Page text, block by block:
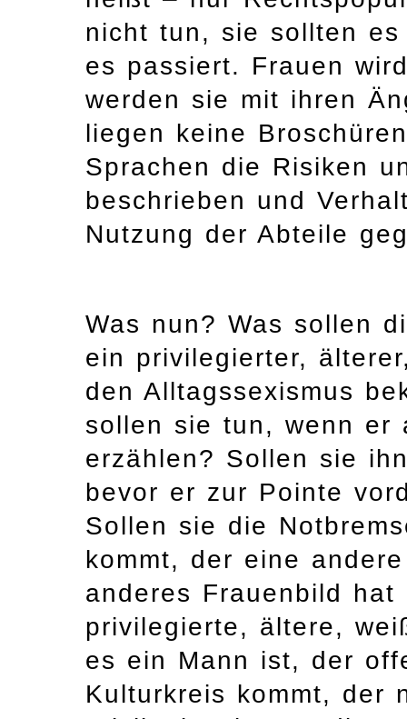
nicht tun, sie sollten
es passiert. Frauen
werden sie mit ihren
liegen keine
Sprachen die Risiken
beschrieben und
Nutzung der Abteile
Was nun? Was sollen
ein privilegierter,
den Alltagssexismus
sollen sie tun, wenn er
erzählen? Sollen sie
bevor er zur Pointe
Sollen sie die
kommt, der eine
anderes Frauenbild
privilegierte, ältere,
es ein Mann ist, der
Kulturkreis kommt, der